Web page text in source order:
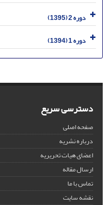
دوره 2 (1395)
دوره 1 (1394)
دسترسی سریع
صفحه اصلی
درباره نشریه
اعضای هیات تحریریه
ارسال مقاله
تماس با ما
نقشه سایت